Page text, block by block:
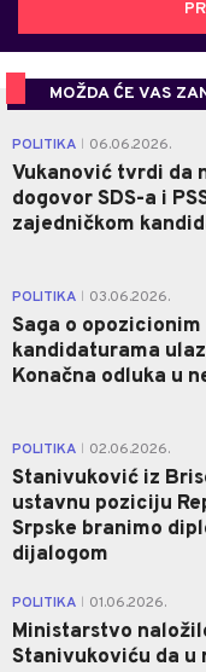
MOŽDA ĆE VAS
POLITIKA 06.06.2026.
Vukanović tvrdi da
dogovor SDS-a i
zajedničkom
POLITIKA 03.06.2026.
Saga o opozicionim
kandidaturama
Konačna odluka u
POLITIKA 02.06.2026.
Stanivuković iz
ustavnu poziciju
Srpske branimo
dijalogom
POLITIKA 01.06.2026.
Ministarstvo
Stanivukoviću da u